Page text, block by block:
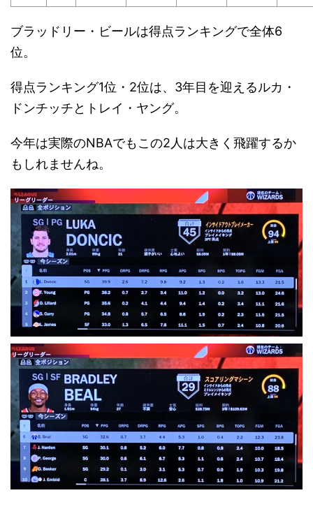
ブラッドリー・ビールは得点ランキングで全体6
位。
得点ランキング1位・2位は、3年目を迎えるルカ・
ドンチッチとトレイ・ヤング。
今年は実際のNBAでもこの2人は大きく飛躍するか
もしれませんね。